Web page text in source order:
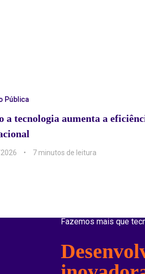
Pública
a tecnologia aumenta a
7 min
Fazemos mais que